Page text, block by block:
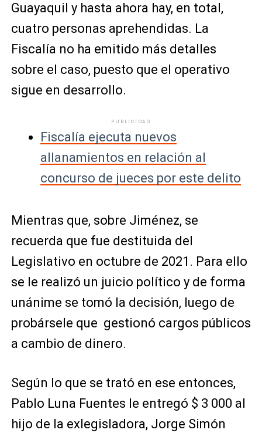
Guayaquil y hasta ahora hay, en total,
cuatro personas aprehendidas. La
Fiscalía no ha emitido más detalles
sobre el caso, puesto que el operativo
sigue en desarrollo.
PUBLICIDAD
Fiscalía ejecuta nuevos
allanamientos en relación al
concurso de jueces por este delito
Mientras que, sobre Jiménez, se
recuerda que fue destituida del
Legislativo en octubre de 2021. Para ello
se le realizó un juicio político y de forma
unánime se tomó la decisión, luego de
probársele que gestionó cargos públicos
a cambio de dinero.
Según lo que se trató en ese entonces,
Pablo Luna Fuentes le entregó $ 3 000 al
hijo de la exlegisladora, Jorge Simón